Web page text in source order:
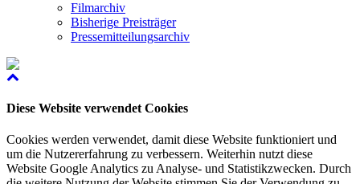
Filmarchiv
Bisherige Preisträger
Pressemitteilungsarchiv
Diese Website verwendet Cookies
Cookies werden verwendet, damit diese Website funktioniert und
um die Nutzererfahrung zu verbessern. Weiterhin nutzt diese
Website Google Analytics zu Analyse- und Statistikzwecken. Durch